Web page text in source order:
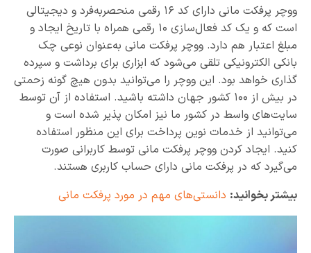
ووچر پرفکت مانی دارای کد ۱۶ رقمی منحصربه‌فرد و دیجیتالی
است که و یک کد فعال‌سازی ۱۰ رقمی همراه با تاریخ ایجاد و
مبلغ اعتبار هم دارد. ووچر پرفکت مانی به‌عنوان نوعی چک
بانکی الکترونیکی تلقی می‌شود که ابزاری برای برداشت و سپرده
گذاری خواهد بود. این ووچر را می‌توانید بدون هیچ گونه زحمتی
در بیش از ۱۰۰ کشور جهان داشته باشید. استفاده از آن توسط
سایت‌های واسط در کشور ما نیز امکان پذیر شده است و
می‌توانید از خدمات نوین پرداخت برای این منظور استفاده
کنید. ایجاد کردن ووچر پرفکت مانی توسط کاربرانی صورت
می‌گیرد که در پرفکت مانی دارای حساب کاربری هستند.
بیشتر بخوانید: دانستی‌های مهم در مورد پرفکت مانی